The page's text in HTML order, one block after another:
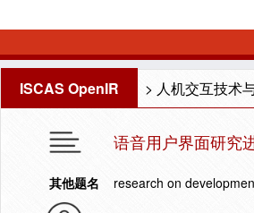
ISCAS OpenIR > 人机交互技术
语音用户界面研究
其他题名 research on